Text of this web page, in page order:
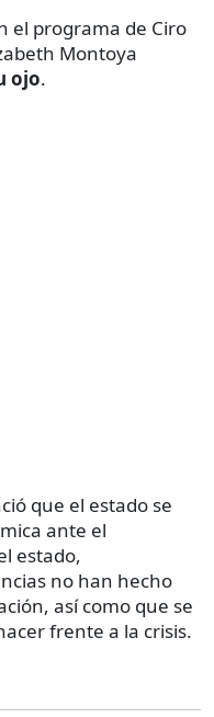
el programa de Ciro
Montoya
ojo.
que el estado se
ante el
estado,
no han hecho
así como que se
frente a la crisis.